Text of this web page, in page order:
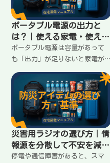
す。
ポータブル電源の出力と
は？｜使える家電・使えな
い家電の分かれ目
ポータブル電源は容量があって
も「出力」が足りないと家電が
の分かれ目、在宅避難で優先す
べき家電の考え方を分かりやす
くまとめます。
災害用ラジオの選び方｜情
報源を分散して不安を減ら
す
停電や通信障害があると、スマ